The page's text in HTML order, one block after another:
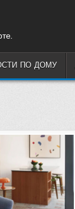
ПО ДОМУ